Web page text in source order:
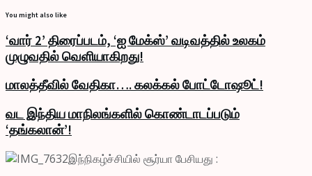
You might also like
‘வார் 2’ திரைப்படம், ‘ஐ மேக்ஸ்’ வடிவத்தில் உலகம்
முழுவதில் வெளியாகிறது!
மாலத்தீவில் வேதிகா…. கலக்கல் போட்டோஷூட்!
வட இந்திய மாநிலங்களில் கொண்டாடப்படும்
‘தங்கலான்’!
இந்நிகழ்ச்சியில் சூர்யா பேசியது :